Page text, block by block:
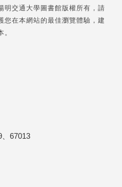
明交通大學圖書館版權所有，請
您在本網站的最佳瀏覽體驗，建
、67013